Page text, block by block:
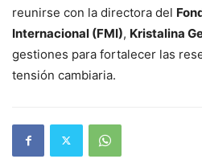
reunirse con la directora del
Internacional (FMI), Kristalina
gestiones para fortalecer las
tensión cambiaria.